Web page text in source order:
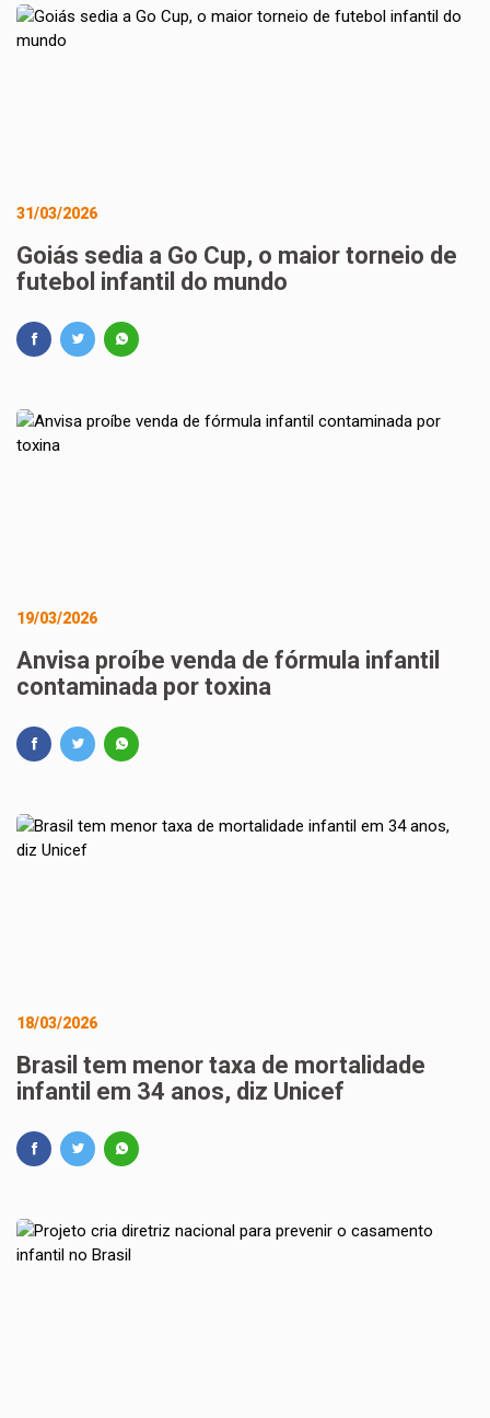
31/03/2026
Goiás sedia a Go Cup, o maior torneio de
futebol infantil do mundo
19/03/2026
Anvisa proíbe venda de fórmula infantil
contaminada por toxina
18/03/2026
Brasil tem menor taxa de mortalidade
infantil em 34 anos, diz Unicef